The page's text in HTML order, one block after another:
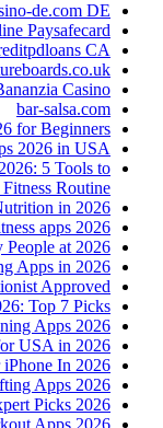
de.com DE
Paysafecard
CA
Casino
bar-salsa.com
for Beginners
2026 in USA
5 Tools to
Routine
in 2026
apps 2026
People at 2026
Apps in 2026
Approved
Top 7 Picks
Apps 2026
USA in 2026
In 2026
Apps 2026
Picks 2026